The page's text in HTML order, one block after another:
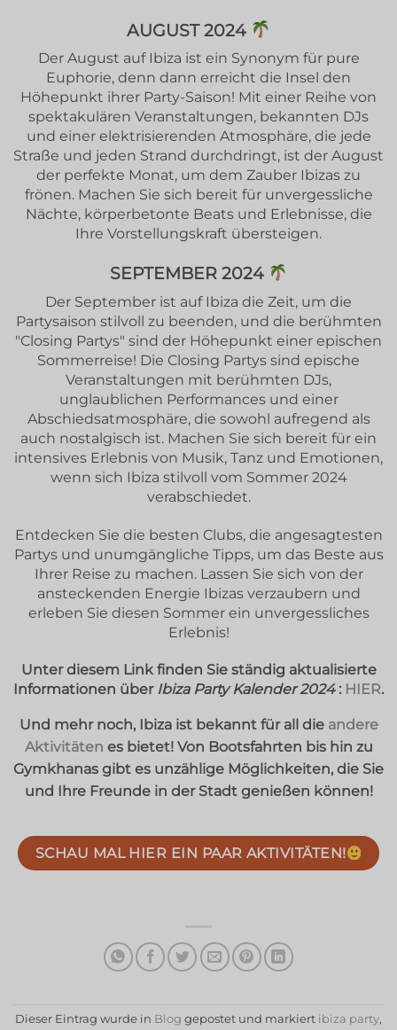
AUGUST 2024
Der August auf Ibiza ist ein Synonym für pure
Euphorie, denn dann erreicht die Insel den
Höhepunkt ihrer Party-Saison! Mit einer Reihe von
spektakulären Veranstaltungen, bekannten DJs
und einer elektrisierenden Atmosphäre, die jede
Straße und jeden Strand durchdringt, ist der August
der perfekte Monat, um dem Zauber Ibizas zu
frönen. Machen Sie sich bereit für unvergessliche
Nächte, körperbetonte Beats und Erlebnisse, die
Ihre Vorstellungskraft übersteigen.
SEPTEMBER 2024
Der September ist auf Ibiza die Zeit, um die
Partysaison stilvoll zu beenden, und die berühmten
"Closing Partys" sind der Höhepunkt einer epischen
Sommerreise! Die Closing Partys sind epische
Veranstaltungen mit berühmten DJs,
unglaublichen Performances und einer
Abschiedsatmosphäre, die sowohl aufregend als
auch nostalgisch ist. Machen Sie sich bereit für ein
intensives Erlebnis von Musik, Tanz und Emotionen,
wenn sich Ibiza stilvoll vom Sommer 2024
verabschiedet.
Entdecken Sie die besten Clubs, die angesagtesten
Partys und unumgängliche Tipps, um das Beste aus
Ihrer Reise zu machen. Lassen Sie sich von der
ansteckenden Energie Ibizas verzaubern und
erleben Sie diesen Sommer ein unvergessliches
Erlebnis!
Unter diesem Link finden Sie ständig aktualisierte
Informationen über Ibiza Party Kalender 2024 : HIER.
Und mehr noch, Ibiza ist bekannt für all die andere
Aktivitäten es bietet! Von Bootsfahrten bis hin zu
Gymkhanas gibt es unzählige Möglichkeiten, die Sie
und Ihre Freunde in der Stadt genießen können!
SCHAU MAL HIER EIN PAAR AKTIVITÄTEN!
Dieser Eintrag wurde in Blog gepostet und markiert ibiza party,